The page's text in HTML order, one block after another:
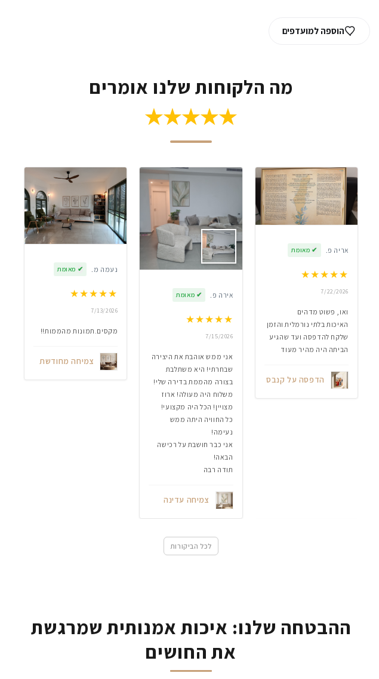
הוספה למועדפים
מה הלקוחות שלנו אומרים
★★★★★
אריה פ. ✔ מאומת
★★★★★
7/22/2026
ואו, פשוט מדהים
האיכות בלתי נורמלית והזמן
שלקח להדפסה ועד שהגיע
הביתה היה מהיר מעוד
הדפסה על קנבס
אירה פ. ✔ מאומת
★★★★★
7/15/2026
אני ממש אוהבת את היצירה
שבחרתי! היא משתלבת
בצורה מהממת בדירה שלי!
משלוח היה מעולה! ארוז
מצויין! הכל היה מקצועי!
כל החוויה היתה ממש
נעימה!
אני כבר חושבת על רכישה
הבאה!
תודה רבה
צמיחה עדינה
נעמה מ. ✔ מאומת
★★★★★
7/13/2026
מקסים.תמונות מהממות!!
צמיחה מחודשת
לכל הביקורות
ההבטחה שלנו: איכות אמנותית שמרגשת
את החושים